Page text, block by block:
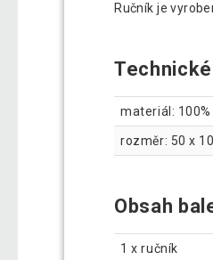
Ručník je
materiál: 100%
rozměr: 50 x
Obsah
1 x ručník